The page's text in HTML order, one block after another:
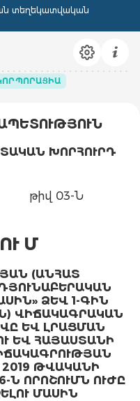
տեղեկատվական
ԽՈՐՀՈՒՐԴ
թիվ 03-Ն
ՈՒ Մ
(ԱՆՀԱՏ
ՁԵՎ 1-ԳԻՆ
ՎԻՃԱԿԱԳՐԱԿԱՆ
ԵՎ ԼՐԱՑՄԱՆ
ԵՎ ՀԱՅԱՍՏԱՆԻ
ԹՎԱԿԱՆԻ
Ն ՈՐՈՇՈՒՄՆ ՈՒԺԸ
ՄԱՍԻՆ